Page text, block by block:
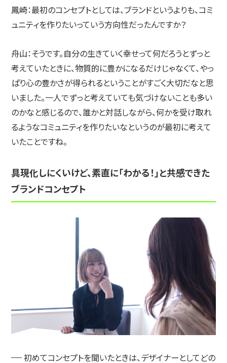
鳳崎：最初のコンセプトとしては、ブランドというよりも、コミ
ュニティを作りたいっていう方向性だったんですか？
舟山：そうです。自分の生きていく幸せって何だろうとずっと
考えていたときに、物質的に豊かになるだけじゃなくて、やっ
ぱり心の豊かさが得られるということがすごく大切だなと思
いました。一人でずっと考えていても気づけないことも多い
のかなと感じるので、誰かと対話しながら、何かを受け取れ
るようなコミュニティを作りたいなというのが最初に考えて
いたことですね。
具現化しにくいけど、素直に「わかる！」と共感できた
ブランドコンセプト
初めてコンセプトを聞いたときは、デザイナーとしてどの